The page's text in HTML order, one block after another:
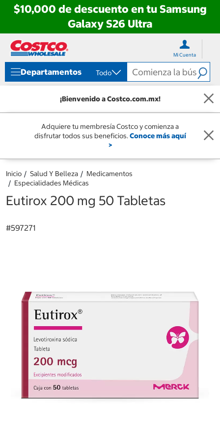
$10,000 de descuento en tu Samsung
Galaxy S26 Ultra
directo
contenido
directo
menú
navegación
Mi Cuenta
Departamentos Todo
¡Bienvenido a Costco.com.mx!
Adquiere tu membresía Costco y comienza a
disfrutar todos sus beneficios.Conoce más aquí
>
Inicio Salud Y Belleza
Medicamentos
Especialidades Médicas
Eutirox 200 mg 50 Tabletas
#597271